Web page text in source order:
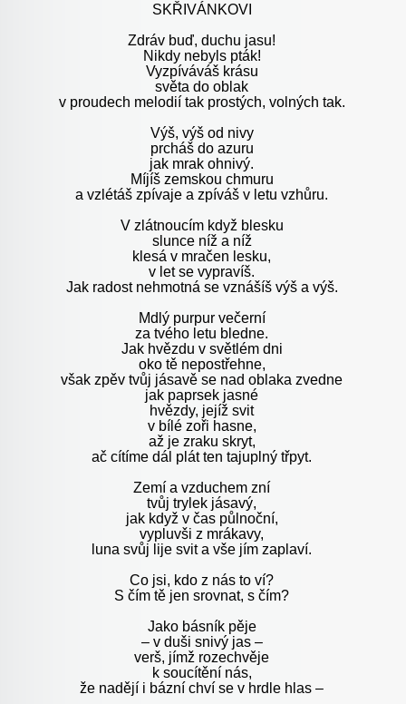
SKŘIVÁNKOVI
Zdráv buď, duchu jasu!
Nikdy nebyls pták!
Vyzpíváváš krásu
světa do oblak
v proudech melodií tak prostých, volných tak.
Výš, výš od nivy
prcháš do azuru
jak mrak ohnivý.
Míjíš zemskou chmuru
a vzlétáš zpívaje a zpíváš v letu vzhůru.
V zlátnoucím když blesku
slunce níž a níž
klesá v mračen lesku,
v let se vypravíš.
Jak radost nehmotná se vznášíš výš a výš.
Mdlý purpur večerní
za tvého letu bledne.
Jak hvězdu v světlém dni
oko tě nepostřehne,
však zpěv tvůj jásavě se nad oblaka zvedne
jak paprsek jasné
hvězdy, jejíž svit
v bílé zoři hasne,
až je zraku skryt,
ač cítíme dál plát ten tajuplný třpyt.
Zemí a vzduchem zní
tvůj trylek jásavý,
jak když v čas půlnoční,
vypluvši z mrákavy,
luna svůj lije svit a vše jím zaplaví.
Co jsi, kdo z nás to ví?
S čím tě jen srovnat, s čím?
Jako básník pěje
– v duši snivý jas –
verš, jímž rozechvěje
k soucítění nás,
že nadějí i bázní chví se v hrdle hlas –